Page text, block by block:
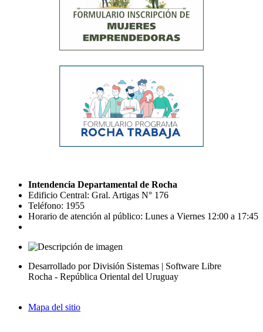
Intendencia Departamental de Rocha
Edificio Central: Gral. Artigas N° 176
Teléfono: 1955
Horario de atención al público: Lunes a Viernes 12:00 a 17:45
Desarrollado por División Sistemas | Software Libre
Rocha - República Oriental del Uruguay
Mapa del sitio